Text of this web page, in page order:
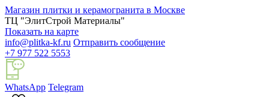
Магазин плитки и керамогранита в Москве
ТЦ "ЭлитСтрой Материалы"
Показать на карте
info@plitka-kf.ru Отправить сообщение
+7 977 522 5553
WhatsApp Telegram